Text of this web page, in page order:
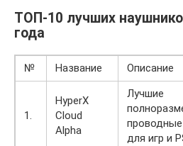
ТОП-10 лучших
года
№ Название Описание
1.
HyperX
Cloud
Alpha
Лучшие
для игр и